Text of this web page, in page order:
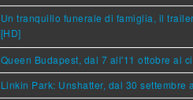
Un tranquillo funerale di famiglia, il
[HD]
Queen Budapest, dal 7 all'11 ottobre al
Linkin Park: Unshatter, dal 30 settembre